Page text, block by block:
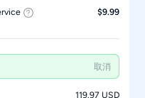
$9.99
取消
119.97 USD